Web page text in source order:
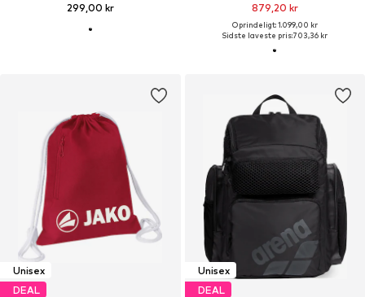
299,00 kr 879,20 kr
Oprindeligt: 1.099,00 kr
Sidste laveste pris:703,36 kr
Unisex
DEAL
Unisex
DEAL